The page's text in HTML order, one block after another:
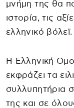
μνήμη της θα
ιστορία, τις
ελληνικό βόλεϊ.
Η Ελληνική
εκφράζει τα
συλλυπητήρια
της και σε